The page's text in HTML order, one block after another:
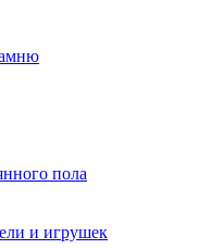
пола
и игрушек